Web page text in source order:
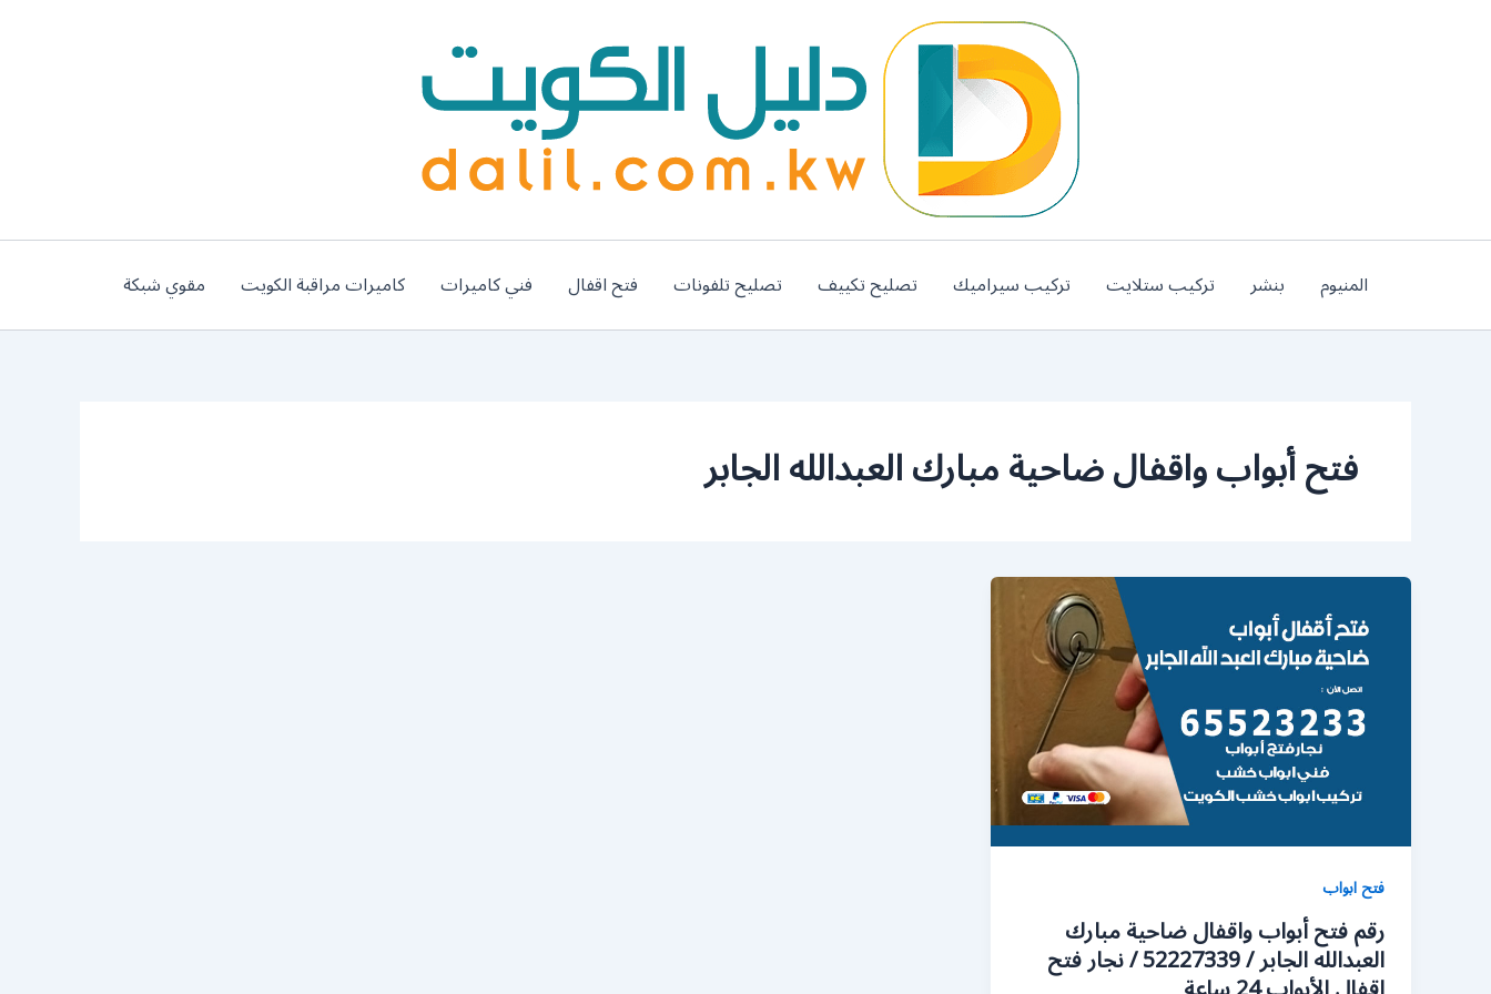
المنيوم بنشر تركيب ستلايت تركيب سيراميك تصليح تكييف تصليح تلفونات فتح اقفال فني كاميرات كاميرات مراقبة الكويت مقوي شبكة
فتح أبواب واقفال ضاحية مبارك العبدالله الجابر
فتح ابواب
رقم فتح أبواب واقفال ضاحية مبارك
العبدالله الجابر / 52227339 / نجار فتح